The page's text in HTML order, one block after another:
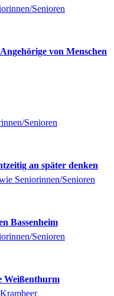
Senioren
von Menschen
Senioren
an später denken
Seniorinnen/Senioren
Bassenheim
Senioren
Weißenthurm